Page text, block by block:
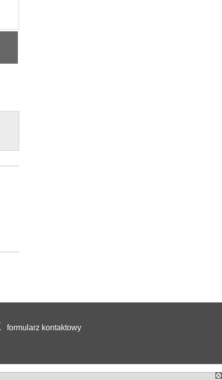
formularz kontaktowy